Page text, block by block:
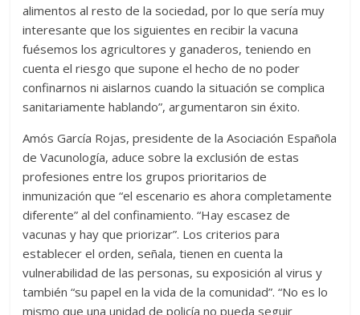
alimentos al resto de la sociedad, por lo que sería muy
interesante que los siguientes en recibir la vacuna
fuésemos los agricultores y ganaderos, teniendo en
cuenta el riesgo que supone el hecho de no poder
confinarnos ni aislarnos cuando la situación se complica
sanitariamente hablando”, argumentaron sin éxito.
Amós García Rojas, presidente de la Asociación Española
de Vacunología, aduce sobre la exclusión de estas
profesiones entre los grupos prioritarios de
inmunización que “el escenario es ahora completamente
diferente” al del confinamiento. “Hay escasez de
vacunas y hay que priorizar”. Los criterios para
establecer el orden, señala, tienen en cuenta la
vulnerabilidad de las personas, su exposición al virus y
también “su papel en la vida de la comunidad”. “No es lo
mismo que una unidad de policía no pueda seguir